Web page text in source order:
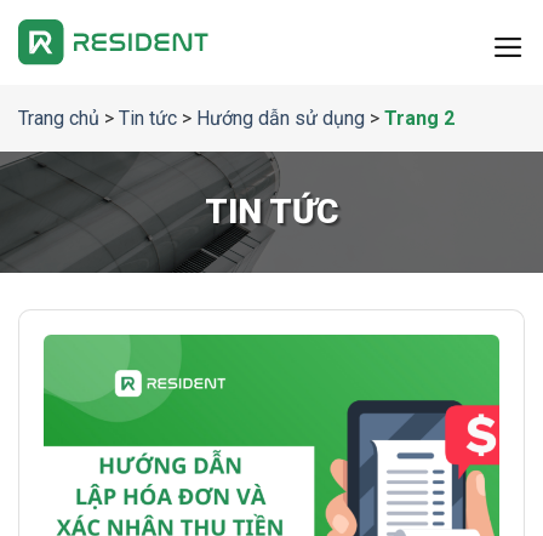
Chuyển
dung
Trang chủ > Tin tức > Hướng dẫn sử dụng > Trang 2
TIN TỨC